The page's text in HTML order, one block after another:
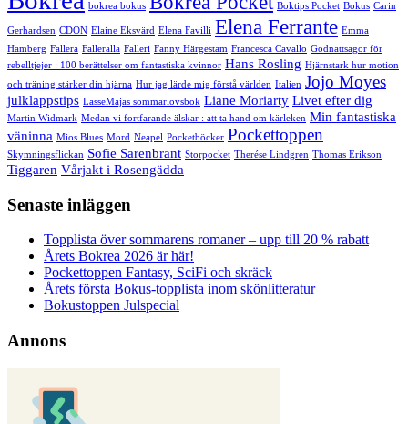
bokrea bokus Boktips Pocket Bokus Carin
Gerhardsen CDON Elaine Eksvärd Elena Favilli Elena Ferrante Emma
Hamberg Fallera Falleralla Falleri Fanny Härgestam Francesca Cavallo Godnattsagor för
rebelltjejer : 100 berättelser om fantastiska kvinnor Hans Rosling Hjärnstark hur motion
och träning stärker din hjärna Hur jag lärde mig förstå världen Italien Jojo Moyes
julklappstips LasseMajas sommarlovsbok Liane Moriarty Livet efter dig
Martin Widmark Medan vi fortfarande älskar : att ta hand om kärleken Min fantastiska
väninna Mios Blues Mord Neapel Pocketböcker Pockettoppen
Skymningsflickan Sofie Sarenbrant Storpocket Therése Lindgren Thomas Erikson
Tiggaren Vårjakt i Rosengädda
Senaste inläggen
Topplista över sommarens romaner – upp till 20 % rabatt
Årets Bokrea 2026 är här!
Pockettoppen Fantasy, SciFi och skräck
Årets första Bokus-topplista inom skönlitteratur
Bokustoppen Julspecial
Annons